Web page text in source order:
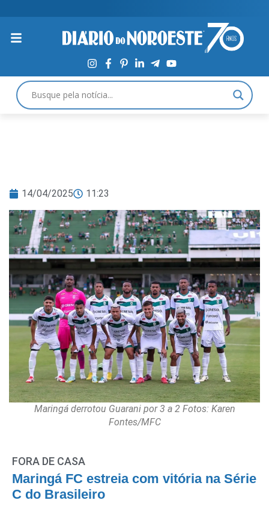
14/04/2025 11:23
Maringá derrotou Guarani por 3 a 2 Fotos: Karen
Fontes/MFC
FORA DE CASA
Maringá FC estreia com vitória na Série
C do Brasileiro